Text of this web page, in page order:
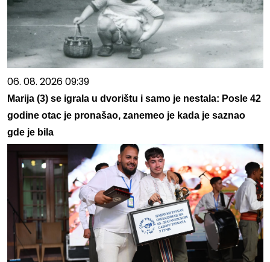
06. 08. 2026 09:39
Marija (3) se igrala u dvorištu i samo je nestala: Posle 42
godine otac je pronašao, zanemeo je kada je saznao
gde je bila